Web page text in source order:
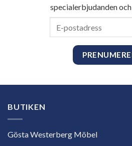
specialerbjudanden
BUTIKEN
Gösta Westerberg Möbel